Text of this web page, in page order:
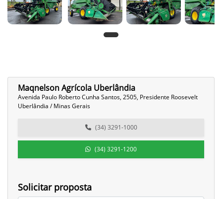
Maqnelson Agrícola Uberlândia
Avenida Paulo Roberto Cunha Santos, 2505, Presidente Roosevelt
Uberlândia / Minas Gerais
(34) 3291-1000
(34) 3291-1200
Solicitar proposta